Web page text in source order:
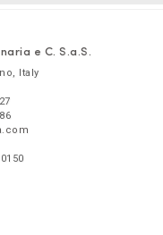
e C. S.a.S.
, Italy